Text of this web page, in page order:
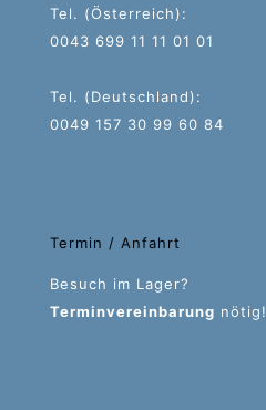
Tel. (Österreich):
0043 699 11 11 01 01
Tel. (Deutschland):
0049 157 30 99 60 84
Termin / Anfahrt
Besuch im Lager?
Terminvereinbarung nötig!